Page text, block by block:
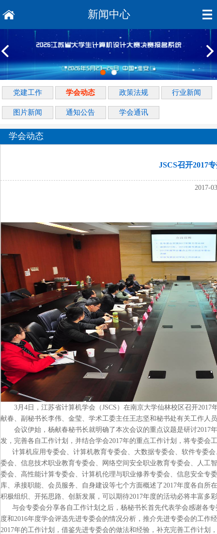
新闻中心
党建工作 学会动态 政策法规 行业新闻
图片新闻 通知公告 学会通讯
学会动态
JSCS召开2017
2017-
3月4日，江苏省计算机学会（JSCS）在南京大学仙林校区召开2017
献春、副秘书长李伟、金莹、学术工委主任王志坚和秘书处有关工作人
会议伊始，杨献春秘书长就明确了本次会议的重点议题是研讨2017
发，完善各自工作计划，并结合学会2017年的重点工作计划，将专委会
计算机应用专委会、计算机教育专委会、大数据专委会、软件专委
委会、信息技术职业教育专委会、网络空间安全职业教育专委会、人工
委会、高性能计算专委会、计算机伦理与职业修养专委会、信息安全专
库、承接职能、会员服务、自身建设等七个方面概述了2017年度各自
积极组织、开拓思路、创新发展，可以期待2017年度的活动必将丰富多
与会专委会分享各自工作计划之后，杨秘书长首先代表学会感谢各专
度和2016年度学会评选先进专委会的情况分析，推介先进专委会的工
2017年的工作计划，借鉴先进专委会的做法和经验，补充完善工作计